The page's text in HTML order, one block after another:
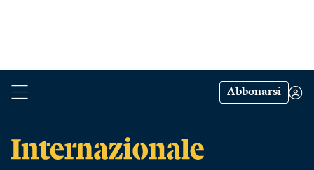
Abbonarsi